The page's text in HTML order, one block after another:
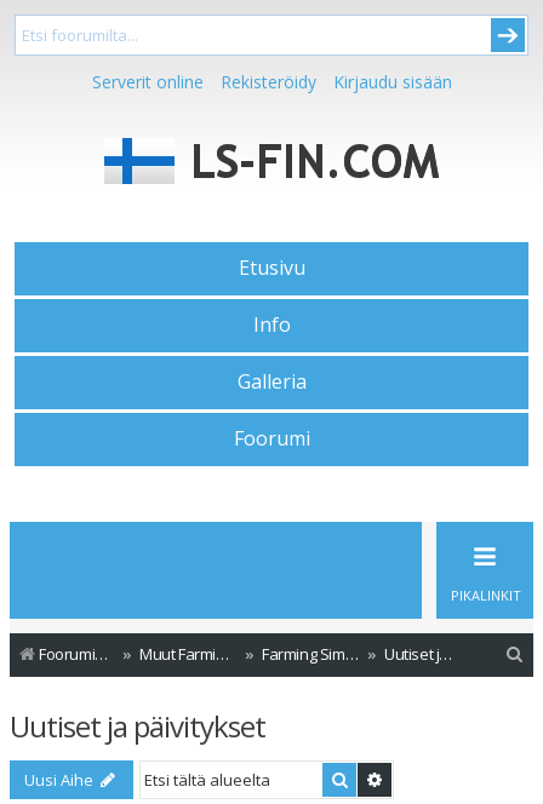
Serverit online Rekisteröidy Kirjaudu sisään
Etusivu
Info
Galleria
Foorumi
PIKALINKIT
Foorumin etusivu Muut Farming Simulator versiot Farming Simulator 17 Uutiset ja päivitykset
Uutiset ja päivitykset
Uusi Aihe Etsi